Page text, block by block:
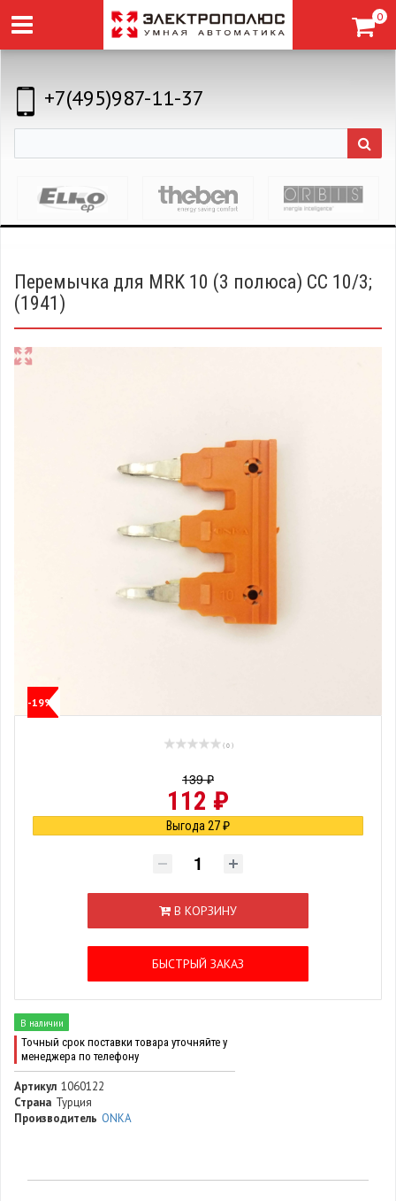
0
+7(495)987-11-37
Перемычка для MRK 10 (3 полюса) CC 10/3;
(1941)
-19%
( 0 )
139 ₽
112 ₽
Выгода 27 ₽
В КОРЗИНУ
БЫСТРЫЙ ЗАКАЗ
В наличии
Точный срок поставки товара уточняйте у
менеджера по телефону
Артикул 1060122
Страна Турция
Производитель ONKA